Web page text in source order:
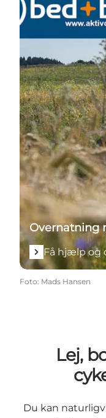
Overnatning
Få hjælp og
Foto: Mads Hansen
Lej,
Du kan